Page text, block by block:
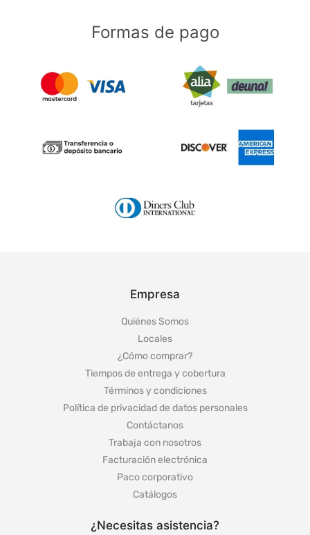
Formas de pago
Empresa
Quiénes Somos
Locales
¿Cómo comprar?
Tiempos de entrega y cobertura
Términos y condiciones
Política de privacidad de datos personales
Contáctanos
Trabaja con nosotros
Facturación electrónica
Paco corporativo
Catálogos
¿Necesitas asistencia?